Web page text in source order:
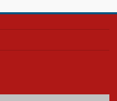
como foi o culto mensal